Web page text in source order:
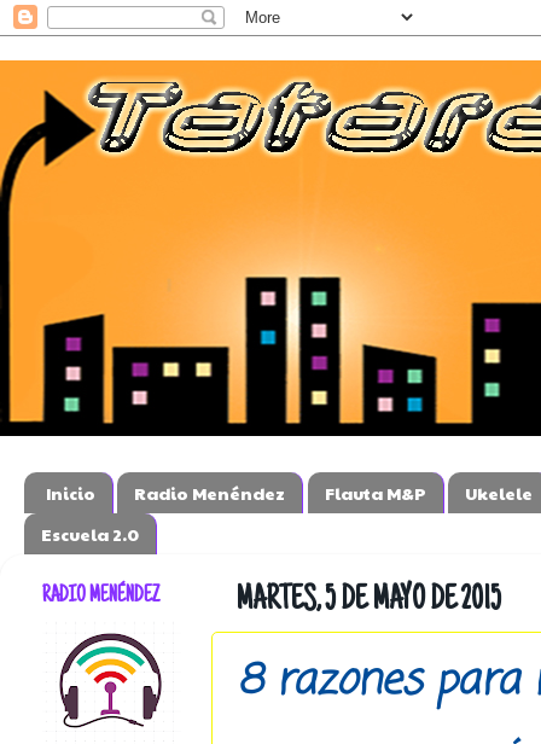
Inicio Radio Menéndez Flauta M&P
Ukelele
Escuela 2.0
MARTES, 5 DE MAYO DE 2015
8 razones para
RADIO MENÉNDEZ